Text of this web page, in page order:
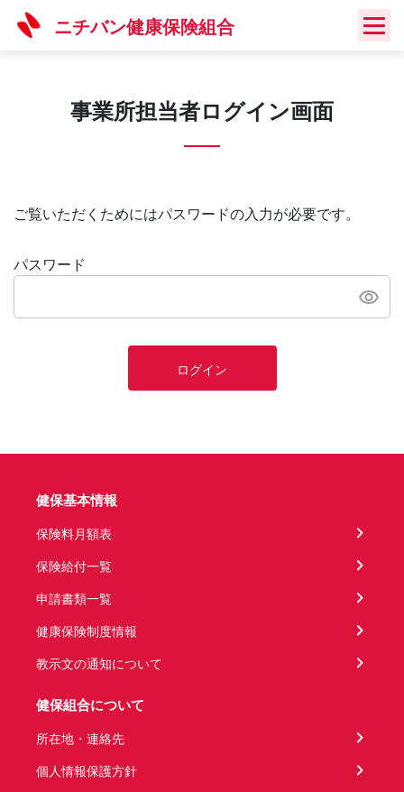
Skip
ニチバン健康保険組合
事業所担当者ログイン画面
ご覧いただくためにはパスワードの入力が必要です。
パスワード
ログイン
健保基本情報
保険料月額表
保険給付一覧
申請書類一覧
健康保険制度情報
教示文の通知について
健保組合について
所在地・連絡先
個人情報保護方針